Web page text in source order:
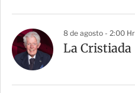
8 de agosto - 2:00
La Cristiada